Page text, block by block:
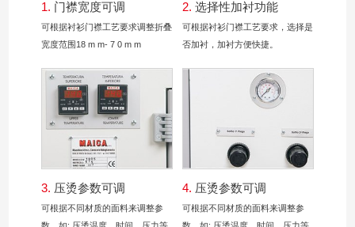
1. 门襟宽度可调
可根据衬衫门襟工艺要求调整折叠
宽度范围18 m m- 7 0 m m
2. 选择性加衬功能
可根据衬衫门襟工艺要求，选择是
否加衬，加衬方便快捷。
3. 压烫参数可调
可根据不同材质的面料来调整参
4. 压烫参数可调
可根据不同材质的面料来调整参